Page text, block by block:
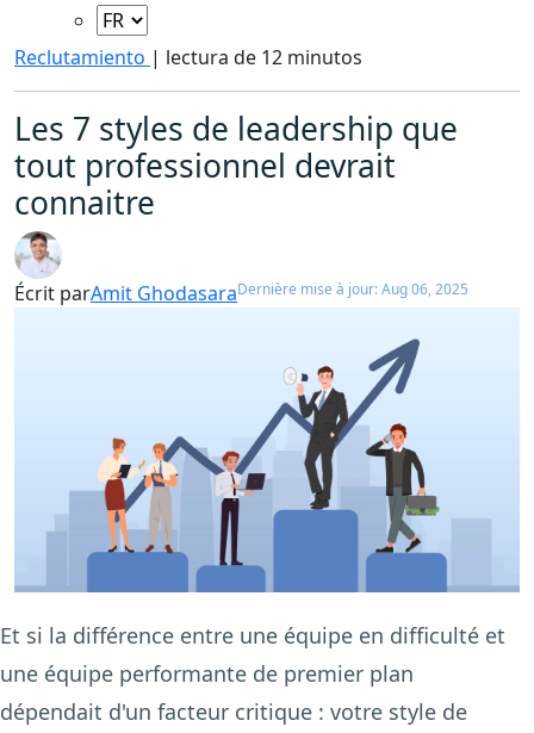
Reclutamiento | lectura de 12 minutos
Les 7 styles de leadership que
tout professionnel devrait
connaitre
Écrit parAmit GhodasaraDernière mise à jour: Aug 06, 2025
Et si la différence entre une équipe en difficulté et
une équipe performante de premier plan
dépendait d'un facteur critique : votre style de